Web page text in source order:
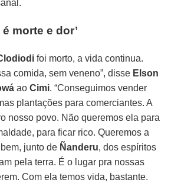
é morte e dor’
foi morto, a vida continua.
comida, sem veneno”, disse Elson
aoCimi. “Conseguimos vender
plantações para comerciantes. A
nosso povo. Não queremos ela para
para ficar rico. Queremos a
junto de Ñanderu, dos espíritos
pela terra. É o lugar pra nossas
Com ela temos vida, bastante.